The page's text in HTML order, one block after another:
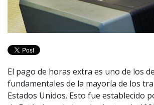
El pago de horas extra es uno de los
fundamentales de la mayoría de los
Estados Unidos. Esto fue establecido